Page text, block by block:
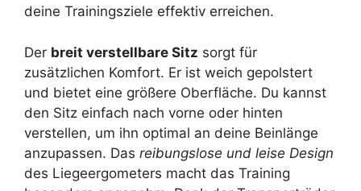
deine Trainingsziele effektiv erreichen.
Der breit verstellbare Sitz sorgt für
zusätzlichen Komfort. Er ist weich gepolstert
und bietet eine größere Oberfläche. Du kannst
den Sitz einfach nach vorne oder hinten
verstellen, um ihn optimal an deine Beinlänge
anzupassen. Das reibungslose und leise Design
des Liegeergometers macht das Training